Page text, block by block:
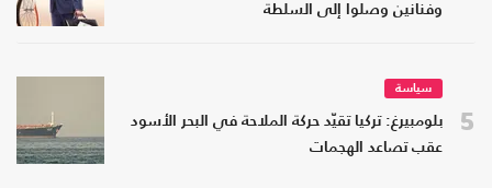
وفنانين وصلوا إلى السلطة
5
سياسة
بلومبيرغ: تركيا تقيّد حركة الملاحة في البحر الأسود
عقب تصاعد الهجمات